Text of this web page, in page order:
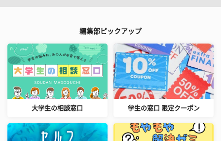
編集部ピックアップ
大学生の相談窓口 学生の窓口 限定クーポン